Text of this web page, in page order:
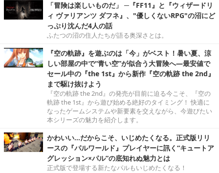
「冒険は楽しいものだ」 ─『FF11』と『ウィザードリ
ィ ヴァリアンツ ダフネ』、"優しくないRPG"の沼にど
っぷり沈んだ4人の話
ふたつの沼の住人たちが語る奥深さとは。
『空の軌跡』を遊ぶのは「今」がベスト！暑い夏、涼
しい部屋の中で“青い空”が似合う大冒険へ―最安値で
セール中の『the 1st』から新作『空の軌跡 the 2nd』
まで駆け抜けよう
『空の軌跡 the 2nd』の発売が目前に迫る今こそ、『空の
軌跡 the 1st』から遊び始める絶好のタイミング！ 快適に
なったゲームシステムや新要素を交えながら、今遊びたい
本シリーズの魅力を紹介します。
かわいい…だからこそ、いじめたくなる。正式版リリ
ースの『パルワールド』プレイヤーに訊く“キュートア
グレッション×パル”の底知れぬ魅力とは
正式版で登場する新たなパルもいじめたくなる！